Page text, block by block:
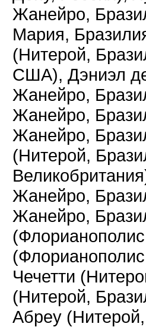
Жанейро,
Мария,
(Нитерой,
США), Дэниэл
Жанейро,
Жанейро,
Жанейро,
(Нитерой,
Жанейро,
Жанейро,
Чечетти
(Нитерой,
Абреу